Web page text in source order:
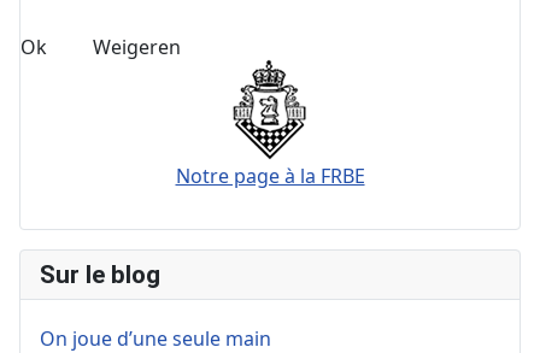
Notre page à la FRBE
Sur le blog
On joue d’une seule main
Ok Weigeren